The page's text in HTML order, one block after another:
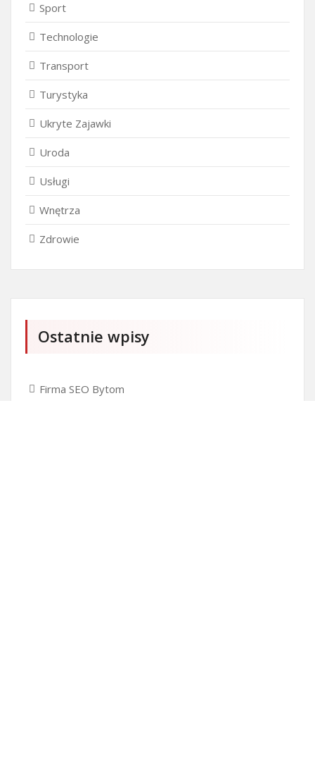
Sport
Technologie
Transport
Turystyka
Ukryte Zajawki
Uroda
Usługi
Wnętrza
Zdrowie
Ostatnie wpisy
Firma SEO Bytom